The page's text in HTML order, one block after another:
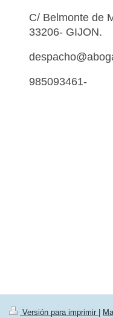
C/ Belmonte de
33206- GIJON.
985093461-
Versión para imprimir